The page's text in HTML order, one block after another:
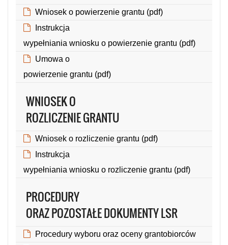
Wniosek o powierzenie grantu (pdf)
Instrukcja
wypełniania wniosku o powierzenie grantu (pdf)
Umowa o
powierzenie grantu (pdf)
WNIOSEK O
ROZLICZENIE GRANTU
Wniosek o rozliczenie grantu (pdf)
Instrukcja
wypełniania wniosku o rozliczenie grantu (pdf)
PROCEDURY
ORAZ POZOSTAŁE DOKUMENTY LSR
Procedury wyboru oraz oceny grantobiorców